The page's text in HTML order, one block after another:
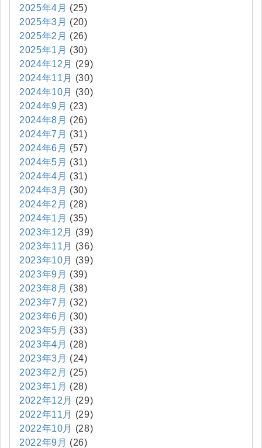
2025年4月 (25)
2025年3月 (20)
2025年2月 (26)
2025年1月 (30)
2024年12月
(29)
2024年11月
(30)
2024年10月
(30)
2024年9月 (23)
2024年8月 (26)
2024年7月 (31)
2024年6月 (57)
2024年5月 (31)
2024年4月 (31)
2024年3月 (30)
2024年2月 (28)
2024年1月 (35)
2023年12月
(39)
2023年11月
(36)
2023年10月
(39)
2023年9月 (39)
2023年8月 (38)
2023年7月 (32)
2023年6月 (30)
2023年5月 (33)
2023年4月 (28)
2023年3月 (24)
2023年2月 (25)
2023年1月 (28)
2022年12月
(29)
2022年11月
(29)
2022年10月
(28)
2022年9月 (26)